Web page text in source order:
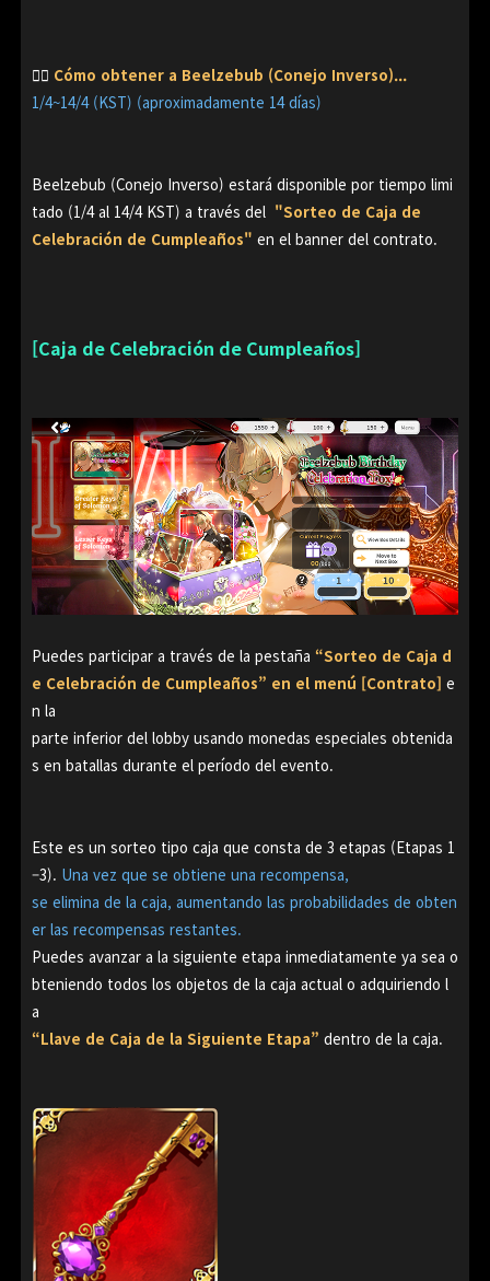
👉🏻 Cómo obtener a Beelzebub (Conejo Inverso)...
1/4~14/4 (KST) (aproximadamente 14 días)
Beelzebub (Conejo Inverso) estará disponible por tiempo limi
tado (1/4 al 14/4 KST) a través del "Sorteo de Caja de
Celebración de Cumpleaños" en el banner del contrato.
[Caja de Celebración de Cumpleaños]
Puedes participar a través de la pestaña “Sorteo de Caja d
e Celebración de Cumpleaños” en el menú [Contrato] e
n la
parte inferior del lobby usando monedas especiales obtenida
s en batallas durante el período del evento.
Este es un sorteo tipo caja que consta de 3 etapas (Etapas 1
–3). Una vez que se obtiene una recompensa,
se elimina de la caja, aumentando las probabilidades de obten
er las recompensas restantes.
Puedes avanzar a la siguiente etapa inmediatamente ya sea o
bteniendo todos los objetos de la caja actual o adquiriendo l
a
“Llave de Caja de la Siguiente Etapa” dentro de la caja.